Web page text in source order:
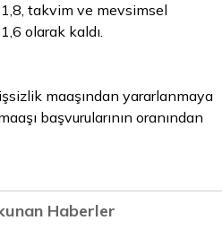
takvim ve mevsimsel
olarak kaldı.
maaşından yararlanmaya
başvurularının oranından
Haberler